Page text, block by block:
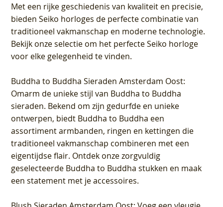
Met een rijke geschiedenis van kwaliteit en precisie,
bieden Seiko horloges de perfecte combinatie van
traditioneel vakmanschap en moderne technologie.
Bekijk onze selectie om het perfecte Seiko horloge
voor elke gelegenheid te vinden.
Buddha to Buddha Sieraden Amsterdam Oost:
Omarm de unieke stijl van Buddha to Buddha
sieraden. Bekend om zijn gedurfde en unieke
ontwerpen, biedt Buddha to Buddha een
assortiment armbanden, ringen en kettingen die
traditioneel vakmanschap combineren met een
eigentijdse flair. Ontdek onze zorgvuldig
geselecteerde Buddha to Buddha stukken en maak
een statement met je accessoires.